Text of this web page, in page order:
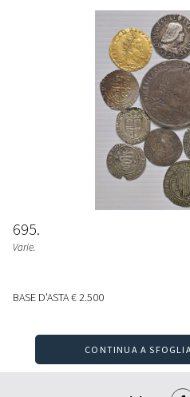
695
Varie.
BASE D'ASTA€ 2.500
CONTINUA A